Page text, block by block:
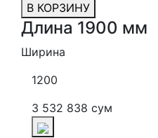
В КОРЗИНУ
Длина 1900 мм
Ширина
1200
3 532 838 сум